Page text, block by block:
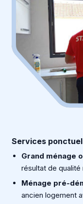
Services
Grand ménage
résultat de qualité
Ménage pré-
ancien logement